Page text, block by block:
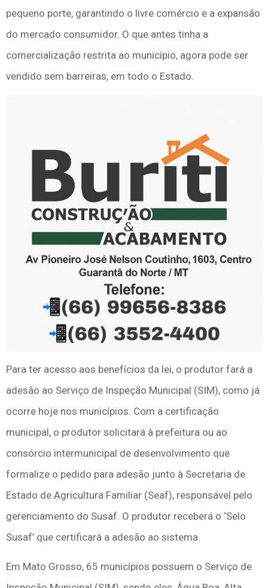
pequeno porte, garantindo o livre comércio e a expansão
do mercado consumidor. O que antes tinha a
comercialização restrita ao município, agora pode ser
vendido sem barreiras, em todo o Estado.
Para ter acesso aos benefícios da lei, o produtor fará a
adesão ao Serviço de Inspeção Municipal (SIM), como já
ocorre hoje nos municípios. Com a certificação
municipal, o produtor solicitará à prefeitura ou ao
consórcio intermunicipal de desenvolvimento que
formalize o pedido para adesão junto à Secretaria de
Estado de Agricultura Familiar (Seaf), responsável pelo
gerenciamento do Susaf. O produtor receberá o ‘Selo
Susaf’ que certificará a adesão ao sistema.
Em Mato Grosso, 65 municípios possuem o Serviço de